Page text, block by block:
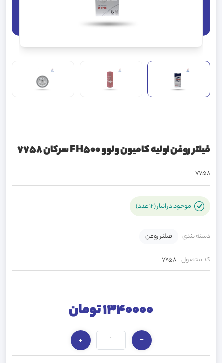
فیلتر روغن اولیه کامیون ولوو FH500 سرکان 7758
7758
موجود در انبار (12 عدد)
دسته بندی فیلتر روغن
کد محصول 7758
1340000 تومان
−
+